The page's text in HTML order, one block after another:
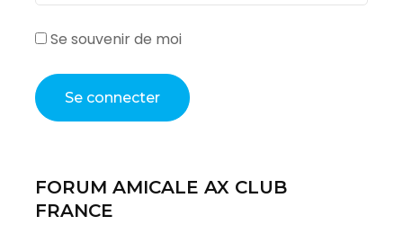
Se souvenir de moi
FORUM AMICALE AX CLUB
FRANCE